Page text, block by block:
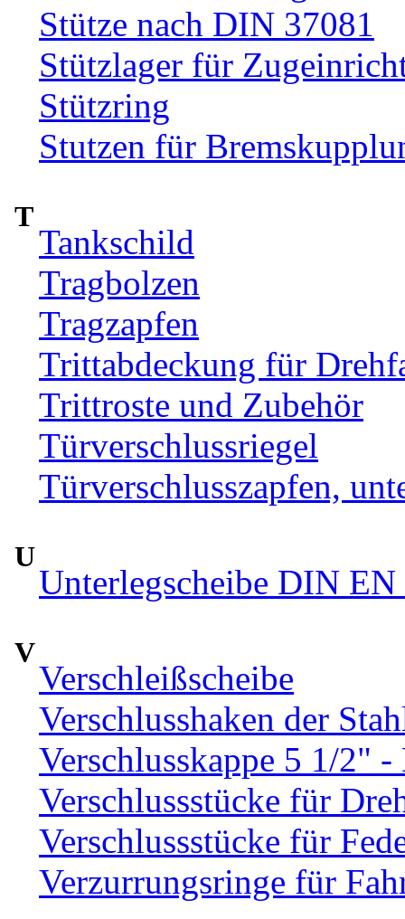
Stütze nach DIN 37081
Stützlager für
Stützring
Stutzen für
T
Tankschild
Tragbolzen
Tragzapfen
Trittabdeckung für
Trittroste und Zubehör
Türverschlussriegel
Türverschlusszapfen,
U
Unterlegscheibe DIN
V
Verschleißscheibe
Verschlusshaken der
Verschlusskappe 5 1/2"
Verschlussstücke für
Verschlussstücke für
Verzurrungsringe für